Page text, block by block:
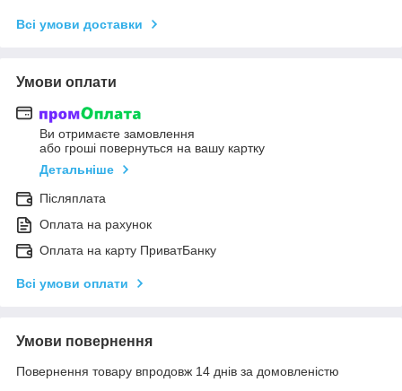
Всі умови доставки
Умови оплати
Ви отримаєте замовлення
або гроші повернуться на вашу картку
Детальніше
Післяплата
Оплата на рахунок
Оплата на карту ПриватБанку
Всі умови оплати
Умови повернення
Повернення товару впродовж 14 днів за домовленістю